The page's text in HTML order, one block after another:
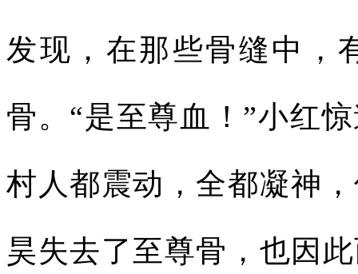
发现，在那些骨缝中，
骨。“是至尊血！”小红
村人都震动，全都凝神
昊失去了至尊骨，也因